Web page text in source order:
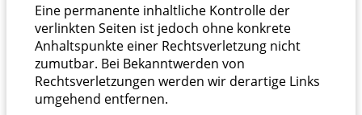
Eine permanente inhaltliche Kontrolle der
verlinkten Seiten ist jedoch ohne konkrete
Anhaltspunkte einer Rechtsverletzung nicht
zumutbar. Bei Bekanntwerden von
Rechtsverletzungen werden wir derartige Links
umgehend entfernen.